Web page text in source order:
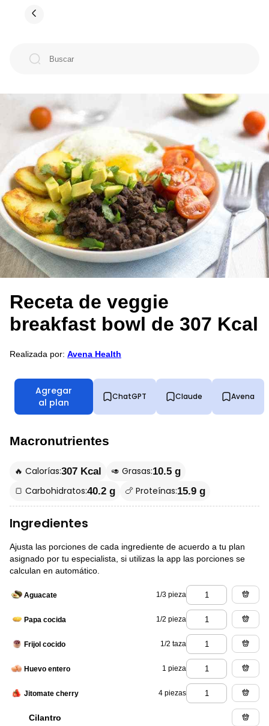
Receta de veggie
breakfast bowl de 307 Kcal
Realizada por: Avena Health
Agregar
al plan
ChatGPT Claude Avena
Macronutrientes
🔥 Calorías:307 Kcal 🥑 Grasas:10.5 g
🍞 Carbohidratos:40.2 g 🍗 Proteínas:15.9 g
Ingredientes
Ajusta las porciones de cada ingrediente de acuerdo a tu plan
asignado por tu especialista, si utilizas la app las porciones se
calculan en automático.
Aguacate 1/3 pieza
Papa cocida 1/2 pieza
Frijol cocido 1/2 taza
Huevo entero 1 pieza
Jitomate cherry 4 piezas
Cilantro